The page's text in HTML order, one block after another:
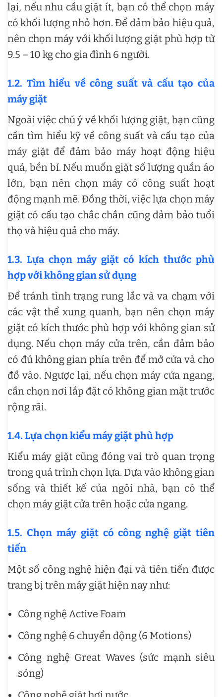
lại, nếu nhu cầu giặt ít, bạn có thể chọn máy
có khối lượng nhỏ hơn. Để đảm bảo hiệu quả,
nên chọn máy với khối lượng giặt phù hợp từ
9.5 – 10 kg cho gia đình 6 người.
1.2. Tìm hiểu về công suất và cấu tạo của
máy giặt
Ngoài việc chú ý về khối lượng giặt, bạn cũng
cần tìm hiểu kỹ về công suất và cấu tạo của
máy giặt để đảm bảo máy hoạt động hiệu
quả, bền bỉ. Nếu muốn giặt số lượng quần áo
lớn, bạn nên chọn máy có công suất hoạt
động mạnh mẽ. Đồng thời, việc lựa chọn máy
giặt có cấu tạo chắc chắn cũng đảm bảo tuổi
thọ và hiệu quả cho máy.
1.3. Lựa chọn máy giặt có kích thước phù
hợp với không gian sử dụng
Để tránh tình trạng rung lắc và va chạm với
các vật thể xung quanh, bạn nên chọn máy
giặt có kích thước phù hợp với không gian sử
dụng. Nếu chọn máy cửa trên, cần đảm bảo
có đủ không gian phía trên để mở cửa và cho
đồ vào. Ngược lại, nếu chọn máy cửa ngang,
cần chọn nơi lắp đặt có không gian mặt trước
rộng rãi.
1.4. Lựa chọn kiểu máy giặt phù hợp
Kiểu máy giặt cũng đóng vai trò quan trọng
trong quá trình chọn lựa. Dựa vào không gian
sống và thiết kế của ngôi nhà, bạn có thể
chọn máy giặt cửa trên hoặc cửa ngang.
1.5. Chọn máy giặt có công nghệ giặt tiên
tiến
Một số công nghệ hiện đại và tiên tiến được
trang bị trên máy giặt hiện nay như:
Công nghệ Active Foam
Công nghệ 6 chuyển động (6 Motions)
Công nghệ Great Waves (sức mạnh siêu
sóng)